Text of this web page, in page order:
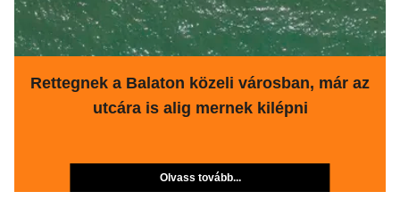
Rettegnek a Balaton közeli városban, már az
utcára is alig mernek kilépni
Olvass tovább...